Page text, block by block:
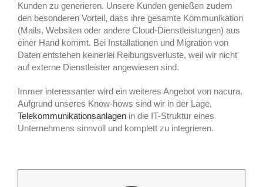
Kunden zu generieren. Unsere Kunden genießen zudem
den besonderen Vorteil, dass ihre gesamte Kommunikation
(Mails, Websiten oder andere Cloud-Dienstleistungen) aus
einer Hand kommt. Bei Installationen und Migration von
Daten entstehen keinerlei Reibungsverluste, weil wir nicht
auf externe Dienstleister angewiesen sind.
Immer interessanter wird ein weiteres Angebot von nacura.
Aufgrund unseres Know-hows sind wir in der Lage,
Telekommunikationsanlagenin die IT-Struktur eines
Unternehmens sinnvoll und komplett zu integrieren.